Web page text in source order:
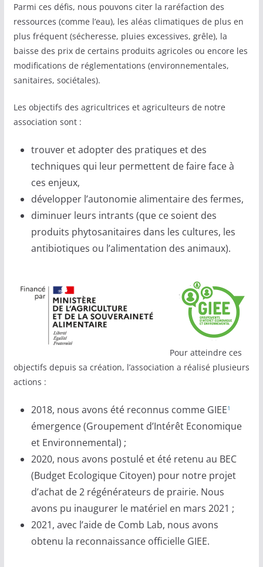
Parmi ces défis, nous pouvons citer la raréfaction des
ressources (comme l’eau), les aléas climatiques de plus en
plus fréquent (sécheresse, pluies excessives, grêle), la
baisse des prix de certains produits agricoles ou encore les
modifications de réglementations (environnementales,
sanitaires, sociétales).
Les objectifs des agricultrices et agriculteurs de notre
association sont :
trouver et adopter des pratiques et des
techniques qui leur permettent de faire face à
ces enjeux,
développer l’autonomie alimentaire des fermes,
diminuer leurs intrants (que ce soient des
produits phytosanitaires dans les cultures, les
antibiotiques ou l’alimentation des animaux).
Pour atteindre ces
objectifs depuis sa création, l’association a réalisé plusieurs
actions :
2018, nous avons été reconnus comme GIEE1
émergence (Groupement d’Intérêt Economique
et Environnemental) ;
2020, nous avons postulé et été retenu au BEC
(Budget Ecologique Citoyen) pour notre projet
d’achat de 2 régénérateurs de prairie. Nous
avons pu inaugurer le matériel en mars 2021 ;
2021, avec l’aide de Comb Lab, nous avons
obtenu la reconnaissance officielle GIEE.